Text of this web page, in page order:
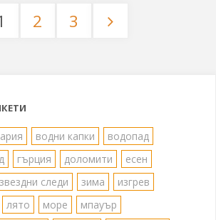
2 3
водни капки
водопад
гърция доломити
есен
звездни следи зима
изгрев
лято море
мпауър